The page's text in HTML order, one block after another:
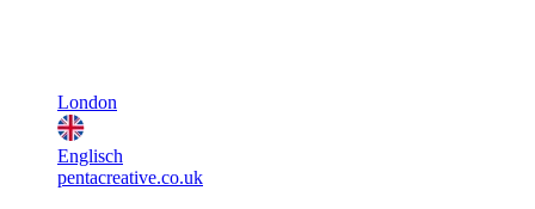
London
Englisch
pentacreative.co.uk